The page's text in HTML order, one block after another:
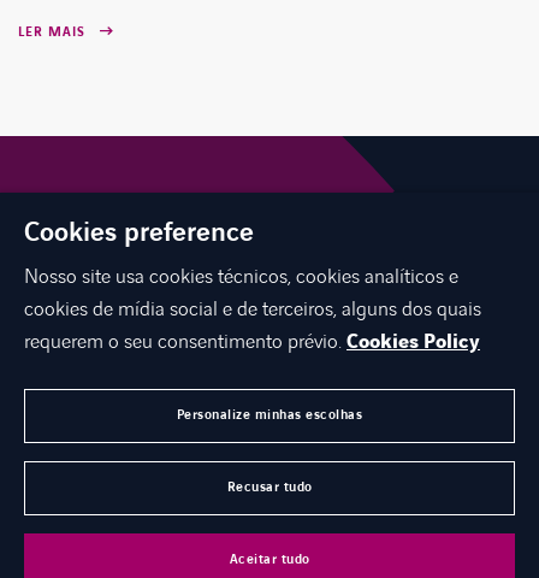
LER MAIS
INTERNATIONAL NETWORK
CARREIRAS
CONTATO
Cookies preference
Nosso site usa cookies técnicos, cookies analíticos e
cookies de mídia social e de terceiros, alguns dos quais
requerem o seu consentimento prévio.Cookies Policy
Personalize minhas escolhas
Recusar tudo
Aceitar tudo